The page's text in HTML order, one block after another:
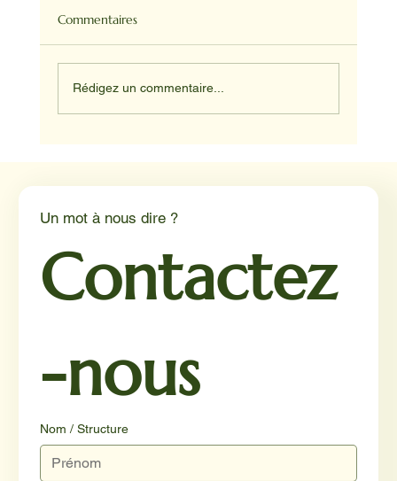
Commentaires
Rédigez un commentaire...
Un mot à nous dire ?
Contactez
-nous
Nom / Structure